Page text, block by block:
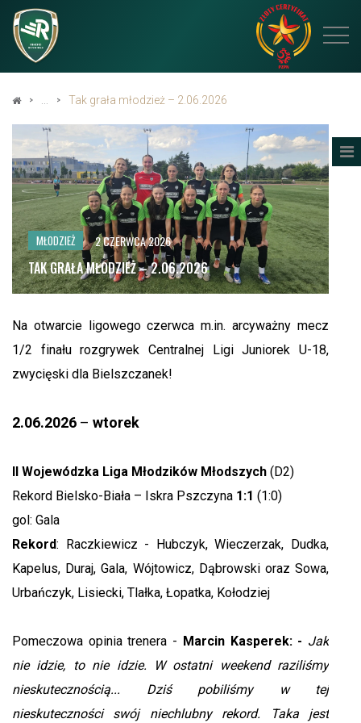
Tak grała młodzież – 2.06.2026
MŁODZIEŻ 2 CZERWCA 2026
TAK GRAŁA MŁODZIEŻ – 2.06.2026
Na otwarcie ligowego czerwca m.in. arcyważny mecz
1/2 finału rozgrywek Centralnej Ligi Juniorek U-18,
zwycięski dla Bielszczanek!
2.06.2026 – wtorek
II Wojewódzka Liga Młodzików Młodszych (D2)
Rekord Bielsko-Biała – Iskra Pszczyna 1:1 (1:0)
gol: Gala
Rekord: Raczkiewicz - Hubczyk, Wieczerzak, Dudka,
Kapelus, Duraj, Gala, Wójtowicz, Dąbrowski oraz Sowa,
Urbańczyk, Lisiecki, Tlałka, Łopatka, Kołodziej
Pomeczowa opinia trenera - Marcin Kasperek: - Jak
nie idzie, to nie idzie. W ostatni weekend raziliśmy
nieskutecznością... Dziś pobiliśmy w tej
nieskuteczności swój niechlubny rekord. Taka jest